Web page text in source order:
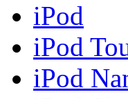
iPod
iPod
iPod